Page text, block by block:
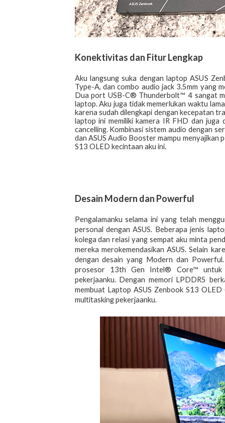
Konektivitas dan Fitur Lengkap
Aku langsung suka dengan laptop ASUS
Type-A, dan combo audio jack 3.5mm yang
Dua port USB-C® Thunderbolt™ 4 sangat
laptop. Aku juga tidak memerlukan waktu
karena sudah dilengkapi dengan kecepatan
laptop ini memiliki kamera IR FHD dan
cancelling. Kombinasi sistem audio dengan
dan ASUS Audio Booster mampu menyajikan
S13 OLED kecintaan aku ini.
Desain Modern dan Powerful
Pengalamanku selama ini yang telah
personal dengan ASUS. Beberapa jenis
kolega dan relasi yang sempat aku minta
mereka merokemendasikan ASUS. Selain
dengan desain yang Modern dan
prosesor 13th Gen Intel® Core™ untuk
pekerjaanku. Dengan memori LPDDR5
membuat Laptop ASUS Zenbook S13
multitasking pekerjaanku.